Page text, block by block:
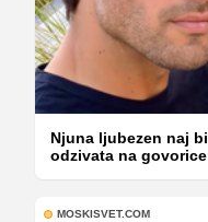
Njuna ljubezen naj
odzivata na govorice
MOSKISVET.COM